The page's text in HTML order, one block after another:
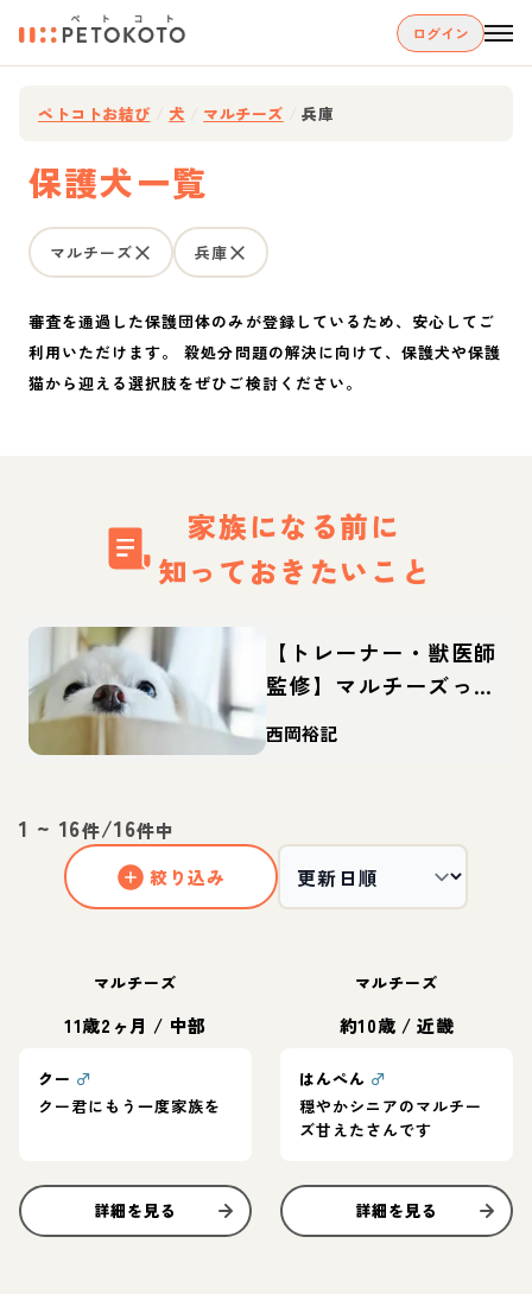
ログイン
ペトコトお結び 犬 マルチーズ 兵庫
保護犬一覧
マルチーズ 兵庫
審査を通過した保護団体のみが登録しているため、安心してご
利用いただけます。 殺処分問題の解決に向けて、保護犬や保護
猫から迎える選択肢をぜひご検討ください。
家族になる前に
知っておきたいこと
【トレーナー・獣医師
監修】マルチーズって
どんな犬？性格・特
徴・育て方・迎え方
西岡裕記
1 ~ 16件/16件中
絞り込み
マルチーズ
11歳2ヶ月 / 中部
クー ♂
クー君にもう一度家族を
詳細を見る
マルチーズ
約10歳 / 近畿
はんぺん ♂
穏やかシニアのマルチー
ズ甘えたさんです
詳細を見る